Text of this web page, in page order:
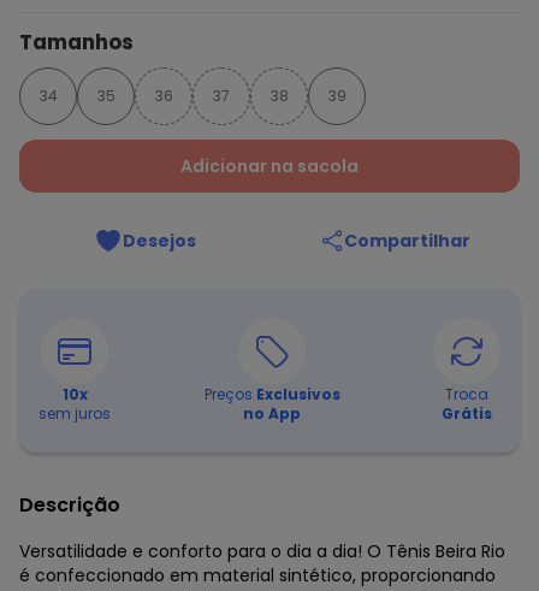
Tamanhos
34 35 36 37 38 39
Adicionar na sacola
Desejos Compartilhar
10x
sem juros
Preços Exclusivos
no App
Troca
Grátis
Descrição
Versatilidade e conforto para o dia a dia! O Tênis Beira Rio
é confeccionado em material sintético, proporcionando